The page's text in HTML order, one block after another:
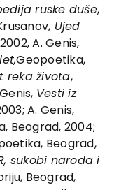
ruske duše,
Ujed
A. Genis,
Geopoetika,
reka života,
Vesti iz
A. Genis,
Beograd, 2004;
Beograd,
sukobi naroda i
Beograd,